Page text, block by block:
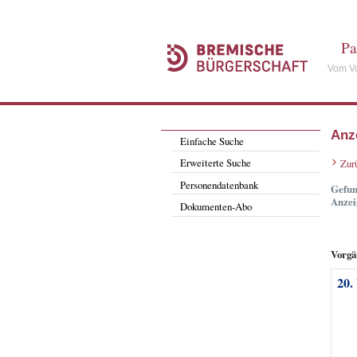
Vom
Einfache Suche
Erweiterte Suche
Personendatenbank
Dokumenten-Abo